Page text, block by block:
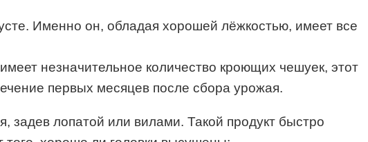
Именно он, обладая хорошей лёжкостью, имеет все
незначительное количество кроющих чешуек, этот
первых месяцев после сбора урожая.
задев лопатой или вилами. Такой продукт быстро